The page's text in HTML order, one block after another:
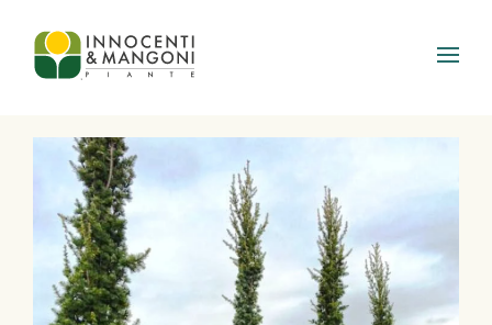
Skip to main content